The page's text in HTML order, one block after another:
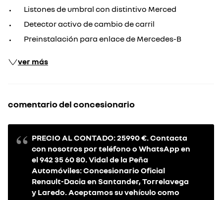
Listones de umbral con distintivo Merced
Detector activo de cambio de carril
Preinstalación para enlace de Mercedes-B
ver más
comentario del concesionario
PRECIO AL CONTADO: 25990 €. Contacta
con nosotros por teléfono o WhatsApp en
el 942 35 60 80. Vidal de la Peña
Automóviles: Concesionario Oficial
Renault-Dacia en Santander, Torrelavega
y Laredo. Aceptamos su vehículo como